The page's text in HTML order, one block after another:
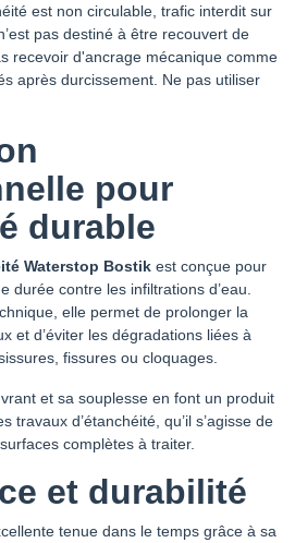
est non circulable, trafic interdit sur
pas destiné à être recouvert de
recevoir d'ancrage mécanique comme
après durcissement. Ne pas utiliser
pour
durable
Waterstop Bostik est conçue pour
durée contre les infiltrations d’eau.
elle permet de prolonger la
et d’éviter les dégradations liées à
fissures ou cloquages.
et sa souplesse en font un produit
travaux d’étanchéité, qu’il s’agisse de
complètes à traiter.
et durabilité
tenue dans le temps grâce à sa